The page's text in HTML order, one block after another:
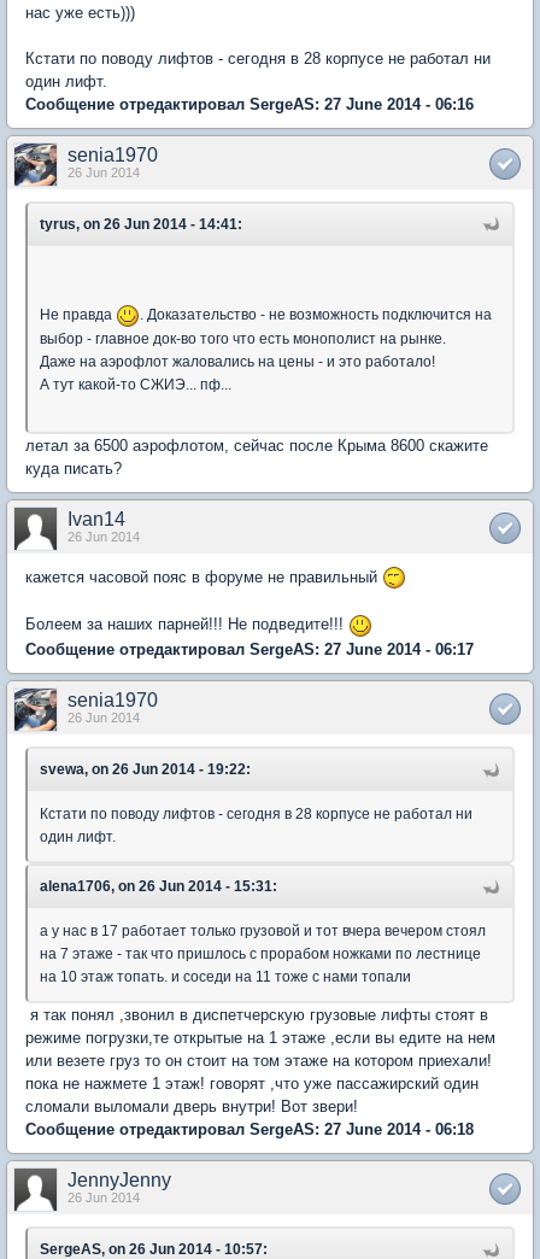
нас уже есть)))
Кстати по поводу лифтов - сегодня в 28 корпусе не работал ни
один лифт.
Сообщение отредактировал SergeAS: 27 June 2014 - 06:16
senia1970
26 Jun 2014
tyrus, on 26 Jun 2014 - 14:41:
Не правда
. Доказательство - не возможность подключится на
выбор - главное док-во того что есть монополист на рынке.
Даже на аэрофлот жаловались на цены - и это работало!
А тут какой-то СЖИЭ... пф...
летал за 6500 аэрофлотом, сейчас после Крыма 8600 скажите
куда писать?
Ivan14
26 Jun 2014
кажется часовой пояс в форуме не правильный
Болеем за наших парней!!! Не подведите!!!
Сообщение отредактировал SergeAS: 27 June 2014 - 06:17
senia1970
26 Jun 2014
svewa, on 26 Jun 2014 - 19:22:
Кстати по поводу лифтов - сегодня в 28 корпусе не работал ни
один лифт.
alena1706, on 26 Jun 2014 - 15:31:
а у нас в 17 работает только грузовой и тот вчера вечером стоял
на 7 этаже - так что пришлось с прорабом ножками по лестнице
на 10 этаж топать. и соседи на 11 тоже с нами топали
я так понял ,звонил в диспетчерскую грузовые лифты стоят в
режиме погрузки,те открытые на 1 этаже ,если вы едите на нем
или везете груз то он стоит на том этаже на котором приехали!
пока не нажмете 1 этаж! говорят ,что уже пассажирский один
сломали выломали дверь внутри! Вот звери!
Сообщение отредактировал SergeAS: 27 June 2014 - 06:18
JennyJenny
26 Jun 2014
SergeAS, on 26 Jun 2014 - 10:57: